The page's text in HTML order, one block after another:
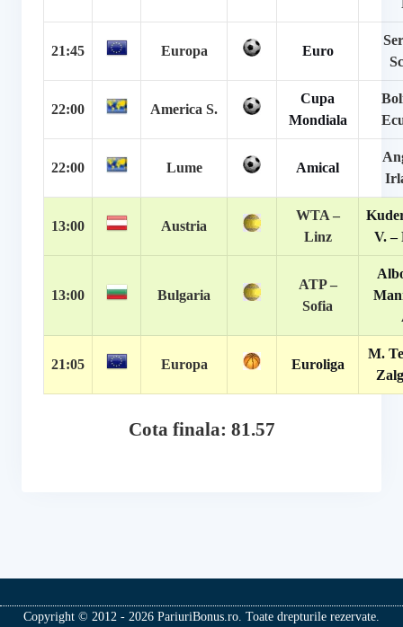
21:45 Europa Euro
22:00 America S.
Cupa
Mondiala
22:00 Lume Amical
13:00 Austria
WTA –
Linz
V. –
13:00 Bulgaria
ATP –
Sofia
21:05 Europa Euroliga
M.
Cota finala: 81.57
Copyright © 2012 - 2026 PariuriBonus.ro. Toate drepturile rezervate.